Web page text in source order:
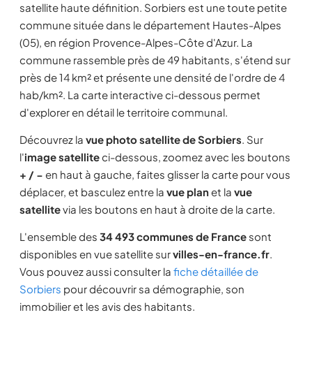
satellite haute définition. Sorbiers est une toute petite
commune située dans le département Hautes-Alpes
(05), en région Provence-Alpes-Côte d'Azur. La
commune rassemble près de 49 habitants, s'étend sur
près de 14 km² et présente une densité de l'ordre de 4
hab/km². La carte interactive ci-dessous permet
d'explorer en détail le territoire communal.
Découvrez la vue photo satellite de Sorbiers. Sur
l'image satelliteci-dessous, zoomez avec les boutons
+ / − en haut à gauche, faites glisser la carte pour vous
déplacer, et basculez entre la vue planet la vue
satellitevia les boutons en haut à droite de la carte.
L'ensemble des 34 493 communes de France sont
disponibles en vue satellite survilles-en-france.fr.
Vous pouvez aussi consulter la fiche détaillée de
Sorbiers pour découvrir sa démographie, son
immobilier et les avis des habitants.